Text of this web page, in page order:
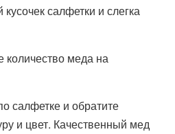
салфетки и слегка
меда на
салфетке и обратите
и цвет. Качественный мед